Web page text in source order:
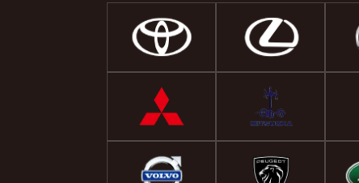
てくれ
ころも
ごくい
お願い